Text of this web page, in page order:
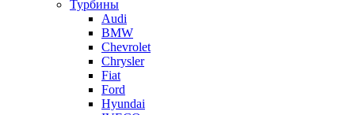
Турбины
Audi
BMW
Chevrolet
Chrysler
Fiat
Ford
Hyundai